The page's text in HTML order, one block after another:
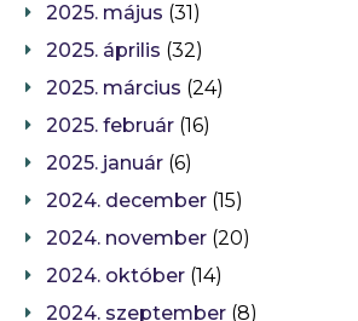
2025. május (31)
2025. április (32)
2025. március (24)
2025. február (16)
2025. január (6)
2024. december (15)
2024. november (20)
2024. október (14)
2024. szeptember (8)